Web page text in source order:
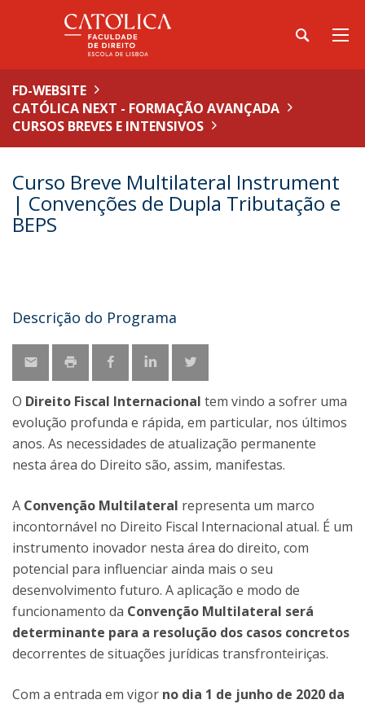
FD-WEBSITE
CATÓLICA NEXT - FORMAÇÃO AVANÇADA
CURSOS BREVES E INTENSIVOS
Curso Breve Multilateral Instrument
| Convenções de Dupla Tributação e
BEPS
Descrição do Programa
O Direito Fiscal Internacional tem vindo a sofrer uma
evolução profunda e rápida, em particular, nos últimos
anos. As necessidades de atualização permanente
nesta área do Direito são, assim, manifestas.
A Convenção Multilateral representa um marco
incontornável no Direito Fiscal Internacional atual. É um
instrumento inovador nesta área do direito, com
potencial para influenciar ainda mais o seu
desenvolvimento futuro. A aplicação e modo de
funcionamento da Convenção Multilateral será
determinante para a resolução dos casos concretos
decorrentes de situações jurídicas transfronteiriças.
Com a entrada em vigor no dia 1 de junho de 2020 da